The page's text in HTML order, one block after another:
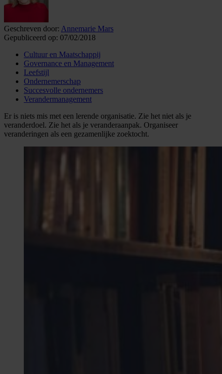
Geschreven door: Annemarie Mars
Gepubliceerd op: 07/02/2018
Cultuur en Maatschappij
Governance en Management
Leefstijl
Ondernemerschap
Succesvolle ondernemers
Verandermanagement
Er is niets mis met een lerende organisatie. Zie het niet als je
veranderdoel. Zie het als je veranderaanpak. Organiseer
veranderingen als een gezamenlijke zoektocht.